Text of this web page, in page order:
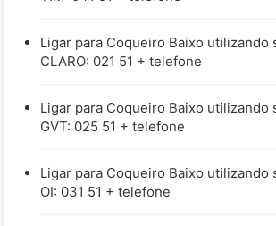
Ligar para Coqueiro Baixo utilizando
CLARO: 021 51 + telefone
Ligar para Coqueiro Baixo utilizando
GVT: 025 51 + telefone
Ligar para Coqueiro Baixo utilizando
OI: 031 51 + telefone